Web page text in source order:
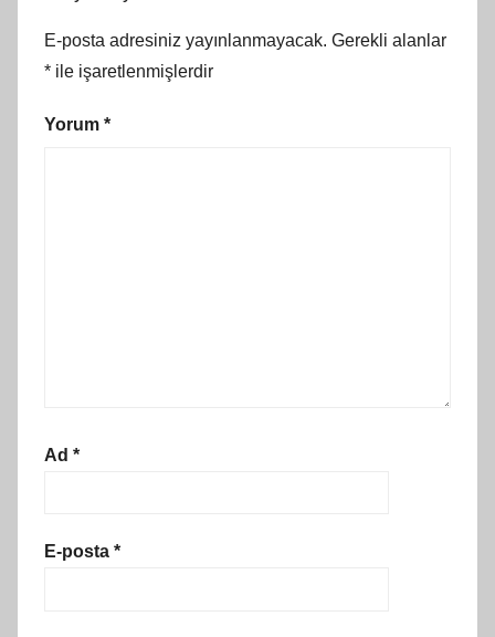
E-posta adresiniz yayınlanmayacak. Gerekli alanlar
* ile işaretlenmişlerdir
Yorum *
Ad *
E-posta *